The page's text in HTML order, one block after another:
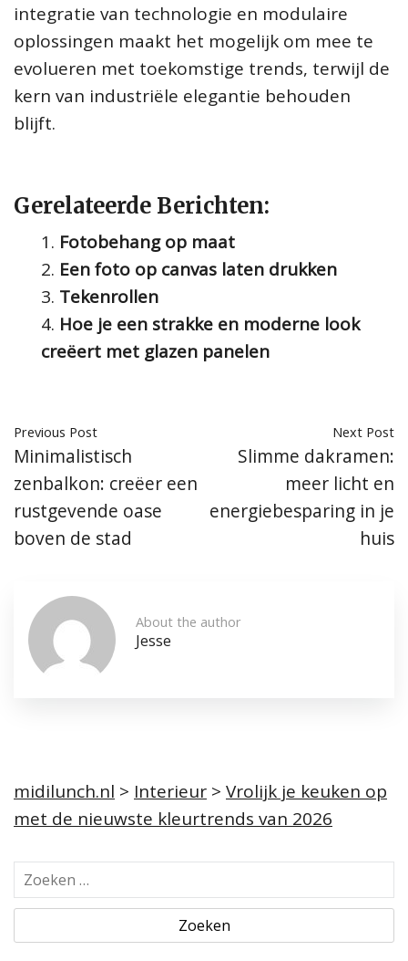
integratie van technologie en modulaire
oplossingen maakt het mogelijk om mee te
evolueren met toekomstige trends, terwijl de
kern van industriële elegantie behouden
blijft.
Gerelateerde Berichten:
Fotobehang op maat
Een foto op canvas laten drukken
Tekenrollen
Hoe je een strakke en moderne look
creëert met glazen panelen
Previous Post
Minimalistisch
zenbalkon: creëer een
rustgevende oase
boven de stad
Next Post
Slimme dakramen:
meer licht en
energiebesparing in je
huis
About the author
Jesse
midilunch.nl > Interieur > Vrolijk je keuken op
met de nieuwste kleurtrends van 2026
o
k